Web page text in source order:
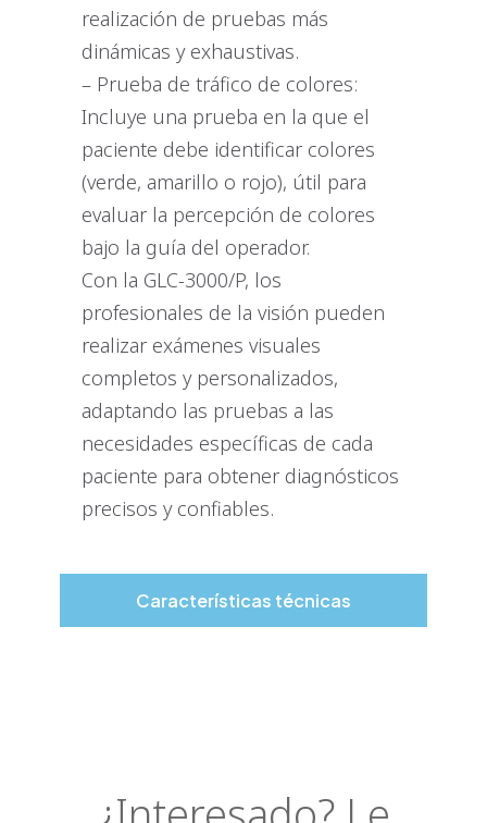
Características técnicas
realización de pruebas más
dinámicas y exhaustivas.
– Prueba de tráfico de colores:
Incluye una prueba en la que el
paciente debe identificar colores
(verde, amarillo o rojo), útil para
evaluar la percepción de colores
bajo la guía del operador.
Con la GLC-3000/P, los
profesionales de la visión pueden
realizar exámenes visuales
completos y personalizados,
adaptando las pruebas a las
necesidades específicas de cada
paciente para obtener diagnósticos
precisos y confiables.